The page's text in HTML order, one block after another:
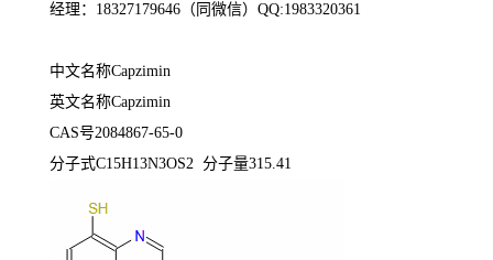
经理：18327179646（同微信）QQ:1983320361
中文名称Capzimin
英文名称Capzimin
CAS号2084867-65-0
分子式C15H13N3OS2 分子量315.41